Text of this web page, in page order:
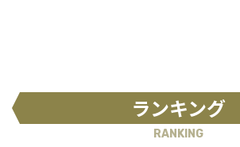
ランキング
RANKING